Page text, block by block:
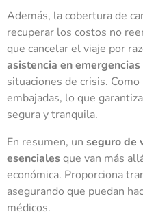
Además, la cobertura de
recuperar los costos no
que cancelar el viaje por
asistencia en emergencias
situaciones de crisis.
embajadas, lo que
segura y tranquila.
En resumen, un seguro de
esencialesque van más
económica. Proporciona
asegurando que puedan
médicos.